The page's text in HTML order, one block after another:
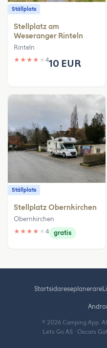
Ställplats
Stellplatz am
Weseranger Rinteln
Rinteln
★ ★ ★ ★ ★ 410 EUR
Ställplats
Stellplatz Obernkirchen
Obernkirchen
★ ★ ★ ★ ★ 4 gratis
Startsidareseplanerare
© 2026 Camping App.
Lets Go AS · Oscars